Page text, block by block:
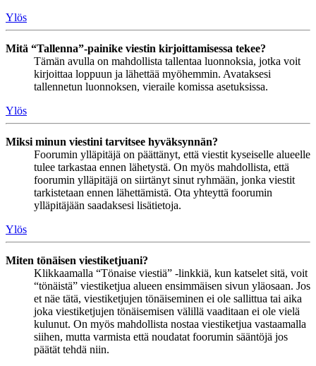
Ylös
Mitä “Tallenna”-painike viestin kirjoittamisessa tekee?
Tämän avulla on mahdollista tallentaa luonnoksia, jotka voit
kirjoittaa loppuun ja lähettää myöhemmin. Avataksesi
tallennetun luonnoksen, vieraile komissa asetuksissa.
Ylös
Miksi minun viestini tarvitsee hyväksynnän?
Foorumin ylläpitäjä on päättänyt, että viestit kyseiselle alueelle
tulee tarkastaa ennen lähetystä. On myös mahdollista, että
foorumin ylläpitäjä on siirtänyt sinut ryhmään, jonka viestit
tarkistetaan ennen lähettämistä. Ota yhteyttä foorumin
ylläpitäjään saadaksesi lisätietoja.
Ylös
Miten tönäisen viestiketjuani?
Klikkaamalla “Tönaise viestiä” -linkkiä, kun katselet sitä, voit
“tönäistä” viestiketjua alueen ensimmäisen sivun yläosaan. Jos
et näe tätä, viestiketjujen tönäiseminen ei ole sallittua tai aika
joka viestiketjujen tönäisemisen välillä vaaditaan ei ole vielä
kulunut. On myös mahdollista nostaa viestiketjua vastaamalla
siihen, mutta varmista että noudatat foorumin sääntöjä jos
päätät tehdä niin.